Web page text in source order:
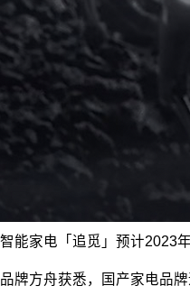
智能家电「追觅」预计2023
品牌方舟获悉，国产家电品